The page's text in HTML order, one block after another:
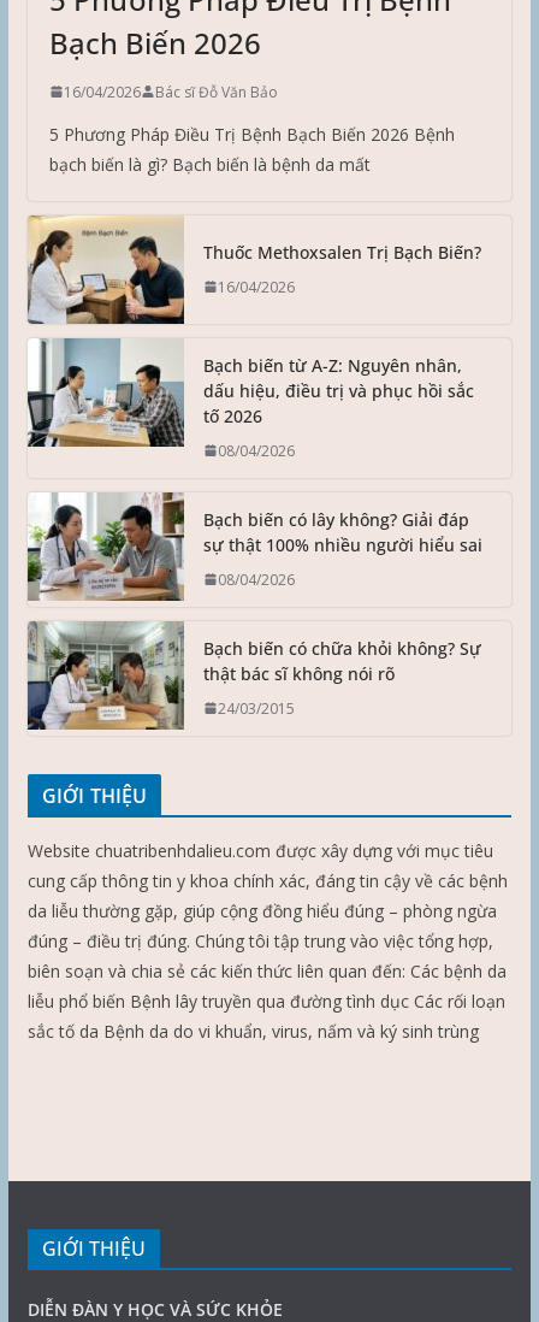
Bạch Biến 2026
16/04/2026 Bác sĩ Đỗ Văn Bảo
5 Phương Pháp Điều Trị Bệnh Bạch Biến 2026 Bệnh
bạch biến là gì? Bạch biến là bệnh da mất
Thuốc Methoxsalen Trị Bạch Biến?
16/04/2026
Bạch biến từ A-Z: Nguyên nhân,
dấu hiệu, điều trị và phục hồi sắc
tố 2026
08/04/2026
Bạch biến có lây không? Giải đáp
sự thật 100% nhiều người hiểu sai
08/04/2026
Bạch biến có chữa khỏi không? Sự
thật bác sĩ không nói rõ
24/03/2015
GIỚI THIỆU
Website chuatribenhdalieu.com được xây dựng với mục tiêu
cung cấp thông tin y khoa chính xác, đáng tin cậy về các bệnh
da liễu thường gặp, giúp cộng đồng hiểu đúng – phòng ngừa
đúng – điều trị đúng. Chúng tôi tập trung vào việc tổng hợp,
biên soạn và chia sẻ các kiến thức liên quan đến: Các bệnh da
liễu phổ biến Bệnh lây truyền qua đường tình dục Các rối loạn
sắc tố da Bệnh da do vi khuẩn, virus, nấm và ký sinh trùng
GIỚI THIỆU
DIỄN ĐÀN Y HỌC VÀ SỨC KHỎE